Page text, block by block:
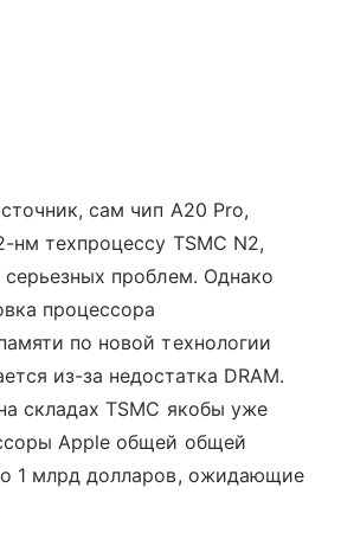
сам чип A20 Pro,
нм техпроцессу TSMC N2,
серьезных проблем. Однако
процессора
по новой технологии
из-за недостатка DRAM.
складах TSMC якобы уже
Apple общей общей
1 млрд долларов, ожидающие